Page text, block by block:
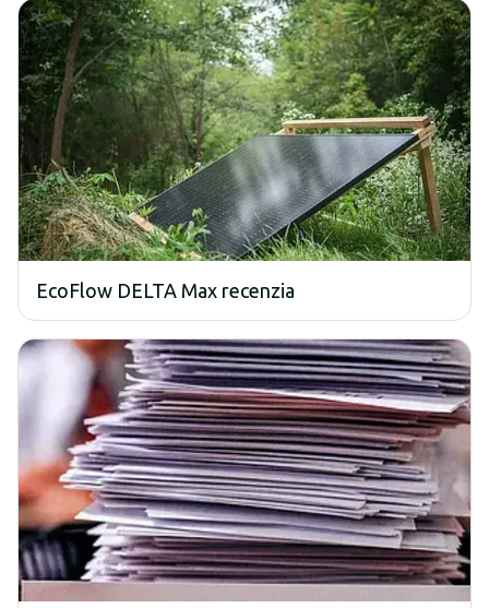
EcoFlow DELTA Max recenzia